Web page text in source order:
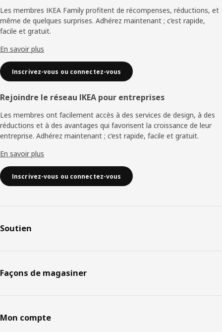
page
Les membres IKEA Family profitent de récompenses, réductions, et
même de quelques surprises. Adhérez maintenant ; c’est rapide,
facile et gratuit.
En savoir plus
Inscrivez-vous ou connectez-vous
Rejoindre le réseau IKEA pour entreprises
Les membres ont facilement accès à des services de design, à des
réductions et à des avantages qui favorisent la croissance de leur
entreprise. Adhérez maintenant ; c’est rapide, facile et gratuit.
En savoir plus
Inscrivez-vous ou connectez-vous
Soutien
Façons de magasiner
Mon compte